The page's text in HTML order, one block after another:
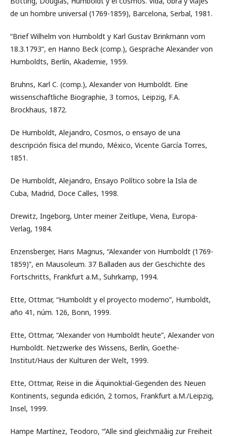
de un hombre universal (1769-1859), Barcelona, Serbal, 1981.
“Brief Wilhelm von Humboldt y Karl Gustav Brinkmann vom
18.3.1793”, en Hanno Beck (comp.), Gespräche Alexander von
Humboldts, Berlín, Akademie, 1959.
Bruhns, Karl C. (comp.), Alexander von Humboldt. Eine
wissenschaftliche Biographie, 3 tomos, Leipzig, F.A.
Brockhaus, 1872.
De Humboldt, Alejandro, Cosmos, o ensayo de una
descripción física del mundo, México, Vicente García Torres,
1851.
De Humboldt, Alejandro, Ensayo Político sobre la Isla de
Cuba, Madrid, Doce Calles, 1998.
Drewitz, Ingeborg, Unter meiner Zeitlupe, Viena, Europa-
Verlag, 1984.
Enzensberger, Hans Magnus, “Alexander von Humboldt (1769-
1859)”, en Mausoleum. 37 Balladen aus der Geschichte des
Fortschritts, Frankfurt a.M., Suhrkamp, 1994.
Ette, Ottmar, “Humboldt y el proyecto moderno”, Humboldt,
año 41, núm. 126, Bonn, 1999.
Ette, Ottmar, “Alexander von Humboldt heute”, Alexander von
Humboldt. Netzwerke des Wissens, Berlín, Goethe-
Institut/Haus der Kulturen der Welt, 1999.
Ette, Ottmar, Reise in die Äquinoktial-Gegenden des Neuen
Kontinents, segunda edición, 2 tomos, Frankfurt a.M./Leipzig,
Insel, 1999.
Hampe Martínez, Teodoro, “ʻAlle sind gleichmäâig zur Freiheit